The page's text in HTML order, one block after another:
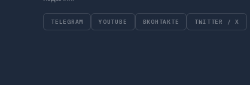
TELEGRAM YOUTUBE ВКОНТАКТЕ TWITTER / X